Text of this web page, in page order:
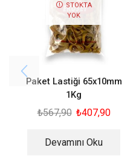
STOKTA
YOK
Paket Lastiği 65x10mm
1Kg
₺567,90 ₺407,90
Devamını Oku